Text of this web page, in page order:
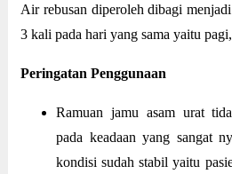
Air rebusan diperoleh dibagi
3 kali pada hari yang sama yaitu
Peringatan Penggunaan
Ramuan jamu asam urat
pada keadaan yang sangat
kondisi sudah stabil yaitu